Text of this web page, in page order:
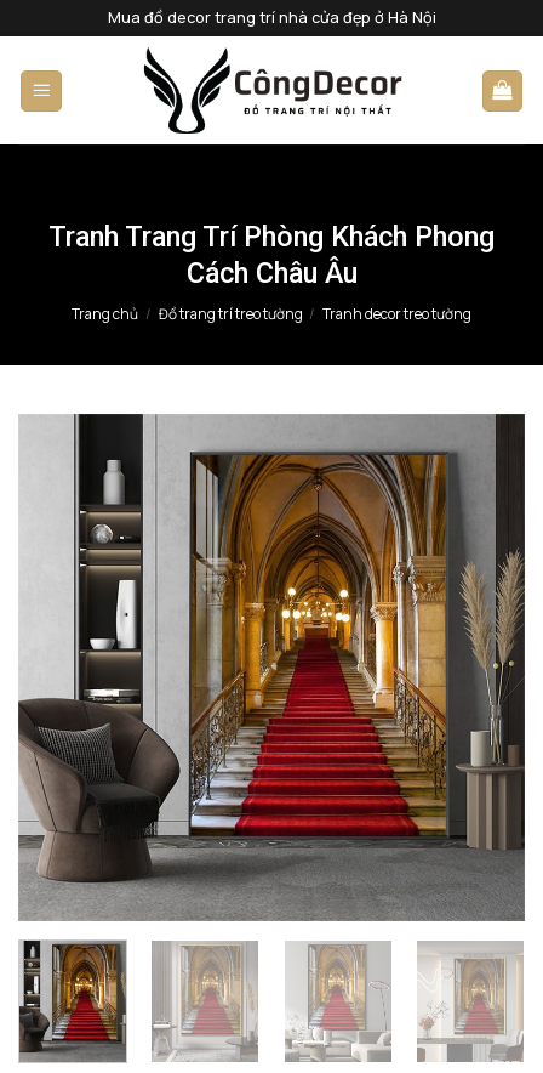
qua
nội
dung
Mua đồ decor trang trí nhà cửa đẹp ở Hà Nội
Tranh Trang Trí Phòng Khách Phong
Cách Châu Âu
Trang chủ / Đồ trang trí treo tường / Tranh decor treo tường